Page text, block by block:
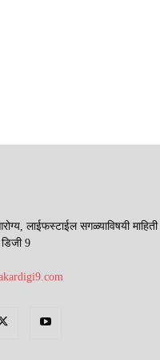
सगळ्याविषयी माहिती
9